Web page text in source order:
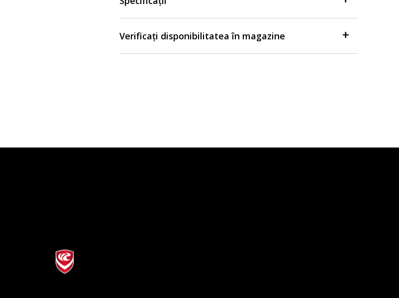
Verificați disponibilitatea în magazine